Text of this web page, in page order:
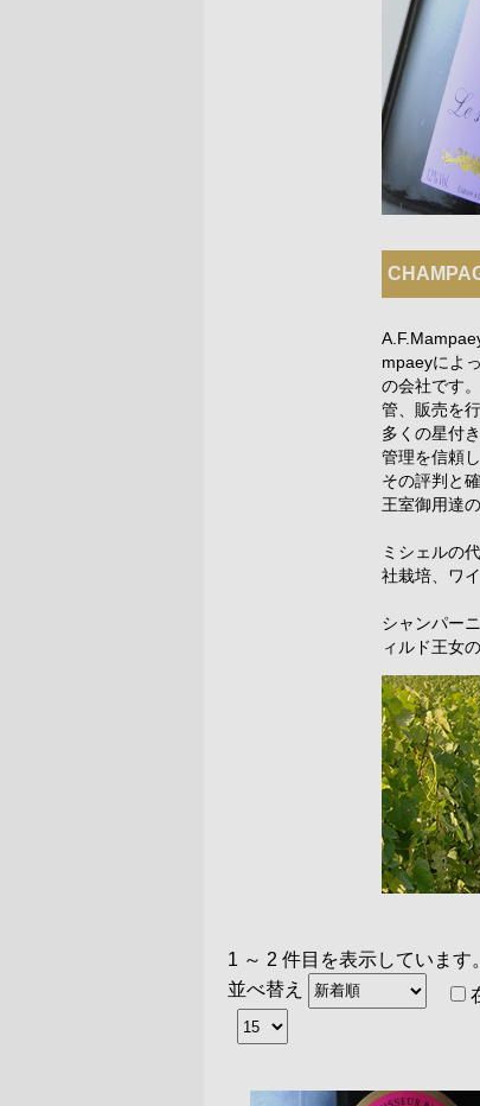
mpaeyによ
の会社です
管、販売を
多くの星付
管理を信頼
その評判と
王室御用達
ミシェルの
社栽培、ワ
シャンパー
ィルド王女
1 ～ 2 件目を表示しています
並べ替え